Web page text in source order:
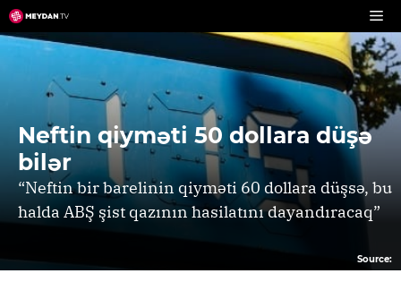
Skip
to
Neftin qiyməti 50 dollara düşə
bilər
“Neftin bir barelinin qiyməti 60 dollara düşsə, bu
halda ABŞ şist qazının hasilatını dayandıracaq”
Source: